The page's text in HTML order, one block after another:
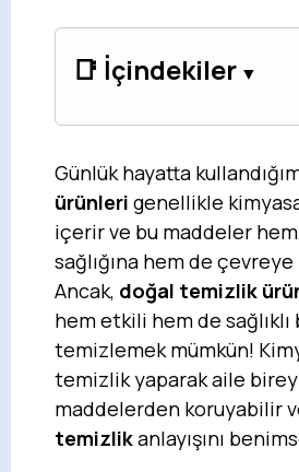
📑 İçindekiler
Günlük hayatta
ürünleri genellikle
içerir ve bu maddeler
sağlığına hem de
Ancak, doğal temizlik
hem etkili hem de
temizlemek mümkün!
temizlik yaparak aile
maddelerden koruyabilir
temizlikanlayışını